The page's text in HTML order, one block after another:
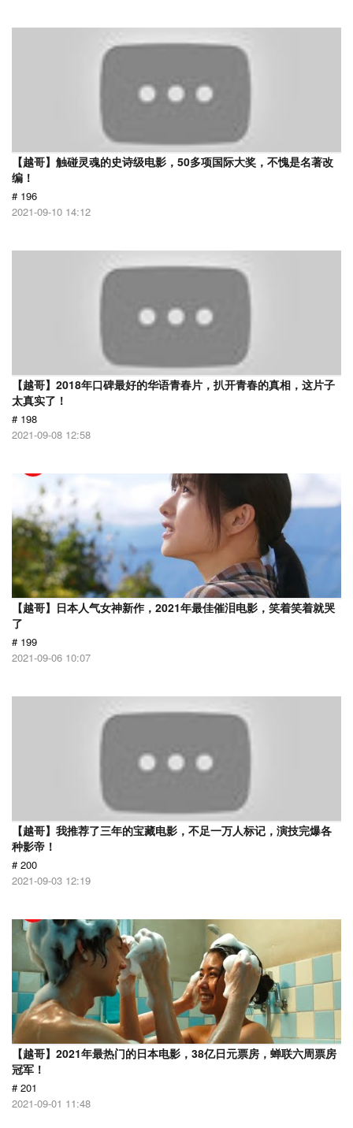
【越哥】触碰灵魂的史诗级电影，50多项国际大奖，不愧是名著改
编！
# 196
2021-09-10 14:12
【越哥】2018年口碑最好的华语青春片，扒开青春的真相，这片子
太真实了！
# 198
2021-09-08 12:58
【越哥】日本人气女神新作，2021年最佳催泪电影，笑着笑着就哭
了
# 199
2021-09-06 10:07
【越哥】我推荐了三年的宝藏电影，不足一万人标记，演技完爆各
种影帝！
# 200
2021-09-03 12:19
【越哥】2021年最热门的日本电影，38亿日元票房，蝉联六周票房
冠军！
# 201
2021-09-01 11:48